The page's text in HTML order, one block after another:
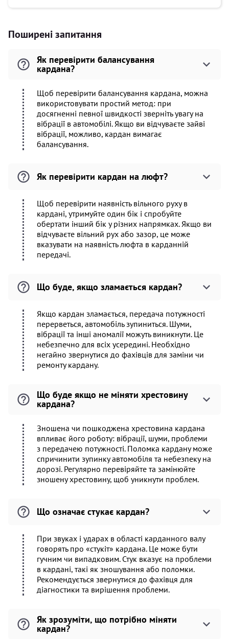
Поширені запитання
Як перевірити балансування
кардана?
Щоб перевірити балансування кардана, можна
використовувати простий метод: при
досягненні певної швидкості зверніть увагу на
вібрації в автомобілі. Якщо ви відчуваєте зайві
вібрації, можливо, кардан вимагає
балансування.
Як перевірити кардан на люфт?
Щоб перевірити наявність вільного руху в
кардані, утримуйте один бік і спробуйте
обертати інший бік у різних напрямках. Якщо ви
відчуваєте вільний рух або зазор, це може
вказувати на наявність люфта в карданній
передачі.
Що буде, якщо зламається кардан?
Якщо кардан зламається, передача потужності
перерветься, автомобіль зупиниться. Шуми,
вібрації та інші аномалії можуть виникнути. Це
небезпечно для всіх усередині. Необхідно
негайно звернутися до фахівців для заміни чи
ремонту кардану.
Що буде якщо не міняти хрестовину
кардана?
Зношена чи пошкоджена хрестовина кардана
впливає його роботу: вібрації, шуми, проблеми
з передачею потужності. Поломка кардану може
спричинити зупинку автомобіля та небезпеку на
дорозі. Регулярно перевіряйте та замінюйте
зношену хрестовину, щоб уникнути проблем.
Що означає стукає кардан?
При звуках і ударах в області карданного валу
говорять про «стукіт» кардана. Це може бути
гучним чи випадковим. Стук вказує на проблеми
в кардані, такі як зношування або поломки.
Рекомендується звернутися до фахівця для
діагностики та вирішення проблеми.
Як зрозуміти, що потрібно міняти
кардан?